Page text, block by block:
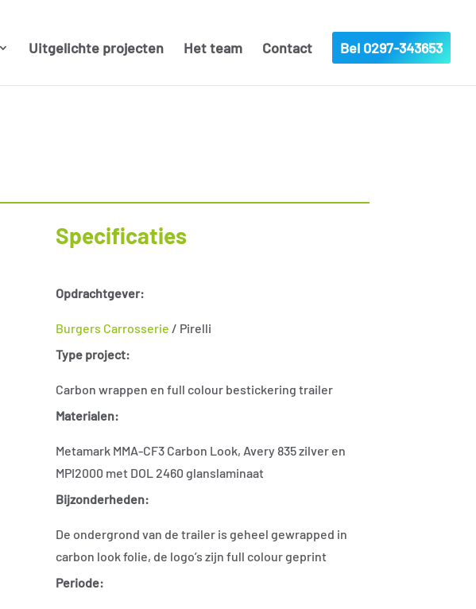
Uitgelichte projecten Het team Contact Bel 0297-343653
Specificaties
Opdrachtgever:
Burgers Carrosserie / Pirelli
Type project:
Carbon wrappen en full colour bestickering trailer
Materialen:
Metamark MMA-CF3 Carbon Look, Avery 835 zilver en
MPI2000 met DOL 2460 glanslaminaat
Bijzonderheden:
De ondergrond van de trailer is geheel gewrapped in
carbon look folie, de logo’s zijn full colour geprint
Periode: